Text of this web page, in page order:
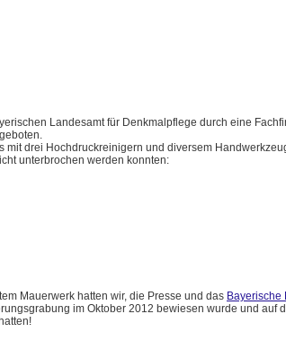
Landesamt für Denkmalpflege durch eine
drei Hochdruckreinigern und diversem
unterbrochen werden konnten:
Mauerwerk hatten wir, die Presse und das Bayerische
im Oktober 2012 bewiesen wurde und auf